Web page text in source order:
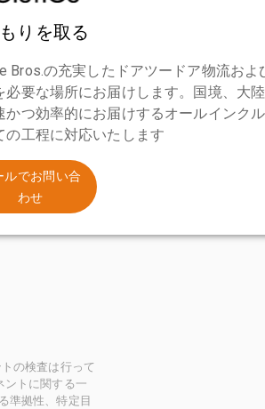
りを取る
Bros.の充実したドアツードア物流およ
必要な場所にお届けします。国境、大
かつ効率的にお届けするオールインク
の工程に対応いたします
ルでお問い合
わせ
の検査は行って
ントに関する一
準拠性、特定目